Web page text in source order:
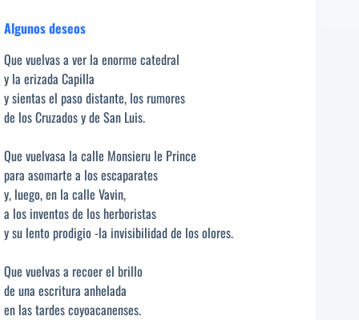
Algunos deseos
Que vuelvas a ver la enorme catedral
y la erizada Capilla
y sientas el paso distante, los rumores
de los Cruzados y de San Luis.
Que vuelvasa la calle Monsieru le Prince
para asomarte a los escaparates
y, luego, en la calle Vavin,
a los inventos de los herboristas
y su lento prodigio -la invisibilidad de los olores.
Que vuelvas a recoer el brillo
de una escritura anhelada
en las tardes coyoacanenses.